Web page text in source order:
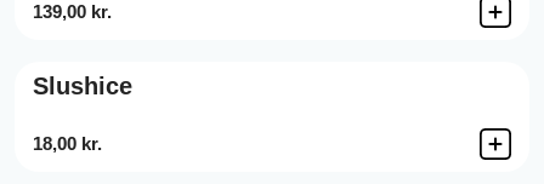
139,00 kr.
Slushice
18,00 kr.